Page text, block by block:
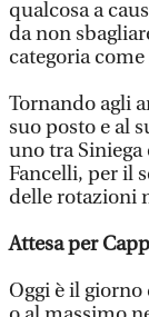
qualcosa a
da non
categoria
Tornando agli
suo posto e al
uno tra
Fancelli, per il
delle rotazioni
Attesa per
Oggi è il